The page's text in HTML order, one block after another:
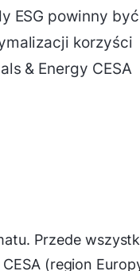
ESG powinny być
korzyści
& Energy CESA
Przede
(region